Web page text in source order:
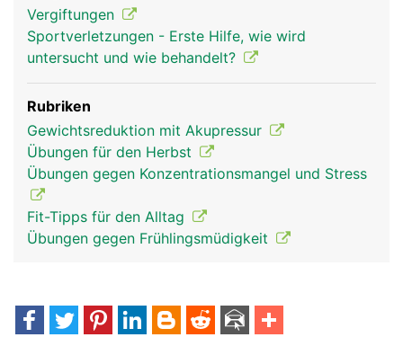
Vergiftungen
Sportverletzungen - Erste Hilfe, wie wird
untersucht und wie behandelt?
Rubriken
Gewichtsreduktion mit Akupressur
Übungen für den Herbst
Übungen gegen Konzentrationsmangel und Stress
Fit-Tipps für den Alltag
Übungen gegen Frühlingsmüdigkeit